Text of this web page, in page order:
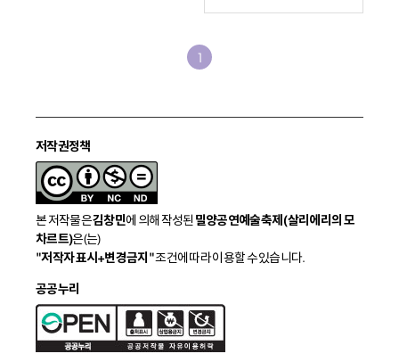
1
저작권정책
본 저작물은김창민에 의해 작성된 밀양공연예술축제 (살리에리의 모
차르트)은(는)
"저작자 표시+변경금지"조건에 따라 이용할 수 있습니다.
공공누리